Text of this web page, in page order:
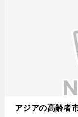
アジアの高齢者